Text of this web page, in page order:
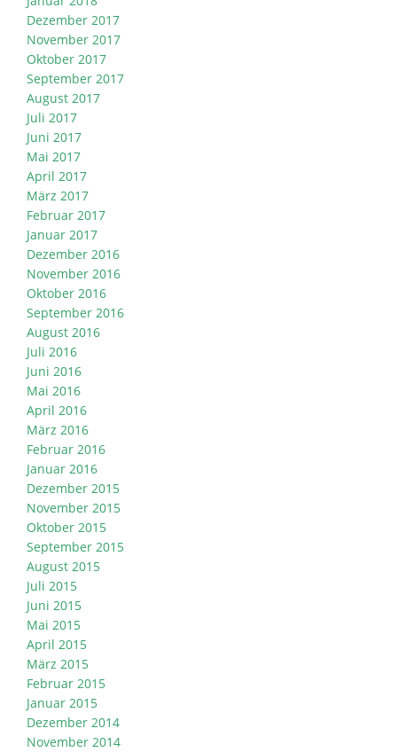
Dezember 2017
November 2017
Oktober 2017
September 2017
August 2017
Juli 2017
Juni 2017
Mai 2017
April 2017
März 2017
Februar 2017
Januar 2017
Dezember 2016
November 2016
Oktober 2016
September 2016
August 2016
Juli 2016
Juni 2016
Mai 2016
April 2016
März 2016
Februar 2016
Januar 2016
Dezember 2015
November 2015
Oktober 2015
September 2015
August 2015
Juli 2015
Juni 2015
Mai 2015
April 2015
März 2015
Februar 2015
Januar 2015
Dezember 2014
November 2014